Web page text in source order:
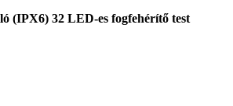
(IPX6) 32 LED-es fogfehérítő test